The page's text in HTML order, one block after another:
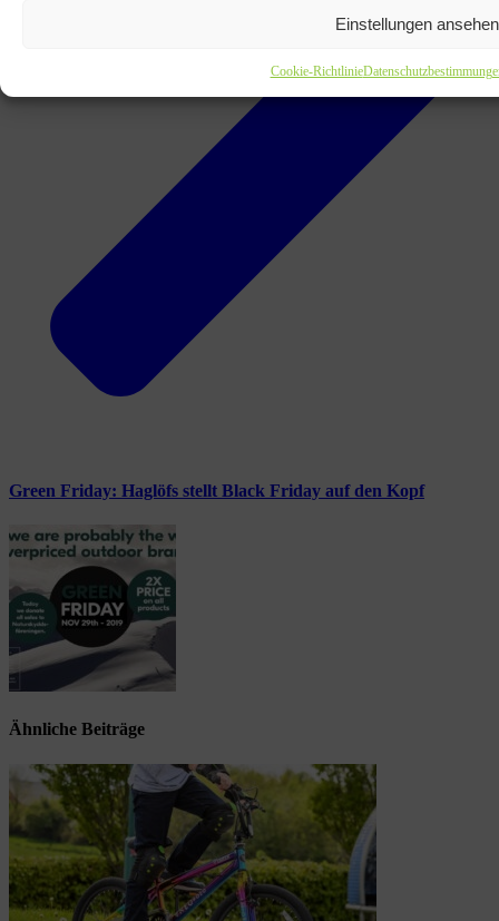
Einstellungen ansehen
Cookie-Richtlinie
Green Friday: Haglöfs stellt Black Friday auf den Kopf
Ähnliche Beiträge